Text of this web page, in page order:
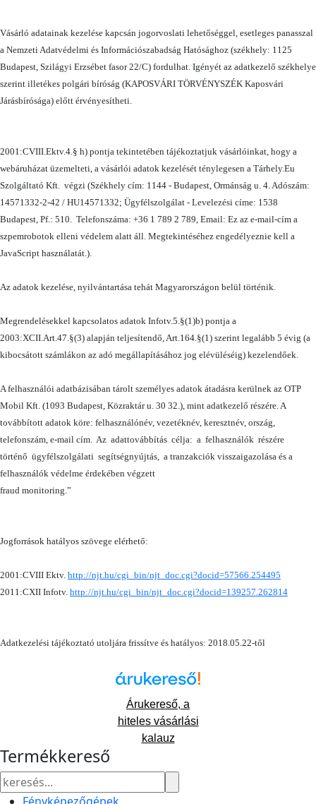
Vásárló adatainak kezelése kapcsán jogorvoslati lehetőséggel, esetleges panasszal
a Nemzeti Adatvédelmi és Információszabadság Hatósághoz (székhely: 1125
Budapest, Szilágyi Erzsébet fasor 22/C) fordulhat. Igényét az adatkezelő székhelye
szerint illetékes polgári bíróság (KAPOSVÁRI TÖRVÉNYSZÉK Kaposvári
Járásbírósága) előtt érvényesítheti.
2001:CVIII.Ektv.4.§ h) pontja tekintetében tájékoztatjuk vásárlóinkat, hogy a
webáruházat üzemelteti, a vásárlói adatok kezelését ténylegesen a Tárhely.Eu
Szolgáltató Kft. végzi (Székhely cím: 1144 - Budapest, Ormánság u. 4. Adószám:
14571332-2-42 / HU14571332; Ügyfélszolgálat - Levelezési címe: 1538
Budapest, Pf.: 510. Telefonszáma: +36 1 789 2 789, Email: Ez az e-mail-cím a
szpemrobotok elleni védelem alatt áll. Megtekintéséhez engedélyeznie kell a
JavaScript használatát.).
Az adatok kezelése, nyilvántartása tehát Magyarországon belül történik.
Megrendelésekkel kapcsolatos adatok Infotv.5.§(1)b) pontja a
2003:XCII.Art.47.§(3) alapján teljesítendő, Art.164.§(1) szerint legalább 5 évig (a
kibocsátott számlákon az adó megállapításához jog elévüléséig) kezelendőek.
A felhasználói adatbázisában tárolt személyes adatok átadásra kerülnek az OTP
Mobil Kft. (1093 Budapest, Közraktár u. 30 32.), mint adatkezelő részére. A
továbbított adatok köre: felhasználónév, vezetéknév, keresztnév, ország,
telefonszám, e-mail cím. Az adattovábbítás célja: a felhasználók részére
történő ügyfélszolgálati segítségnyújtás, a tranzakciók visszaigazolása és a
felhasználók védelme érdekében végzett
fraud monitoring.”
Jogforrások hatályos szövege elérhető:
2001:CVIII Ektv. http://njt.hu/cgi_bin/njt_doc.cgi?docid=57566.254495
2011:CXII Infotv. http://njt.hu/cgi_bin/njt_doc.cgi?docid=139257.262814
Adatkezelési tájékoztató utoljára frissítve és hatályos: 2018.05.22-től
Árukereső, a
hiteles vásárlási
kalauz
Termékkereső